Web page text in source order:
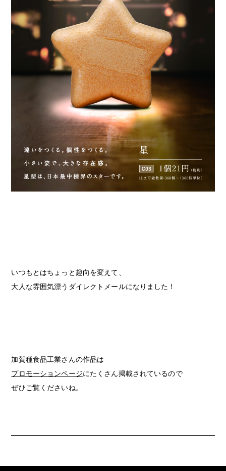
いつもとはちょっと趣向を変えて、
大人な雰囲気漂うダイレクトメールになりました！
加賀種食品工業さんの作品は
プロモーションページにたくさん掲載されているので
ぜひご覧くださいね。